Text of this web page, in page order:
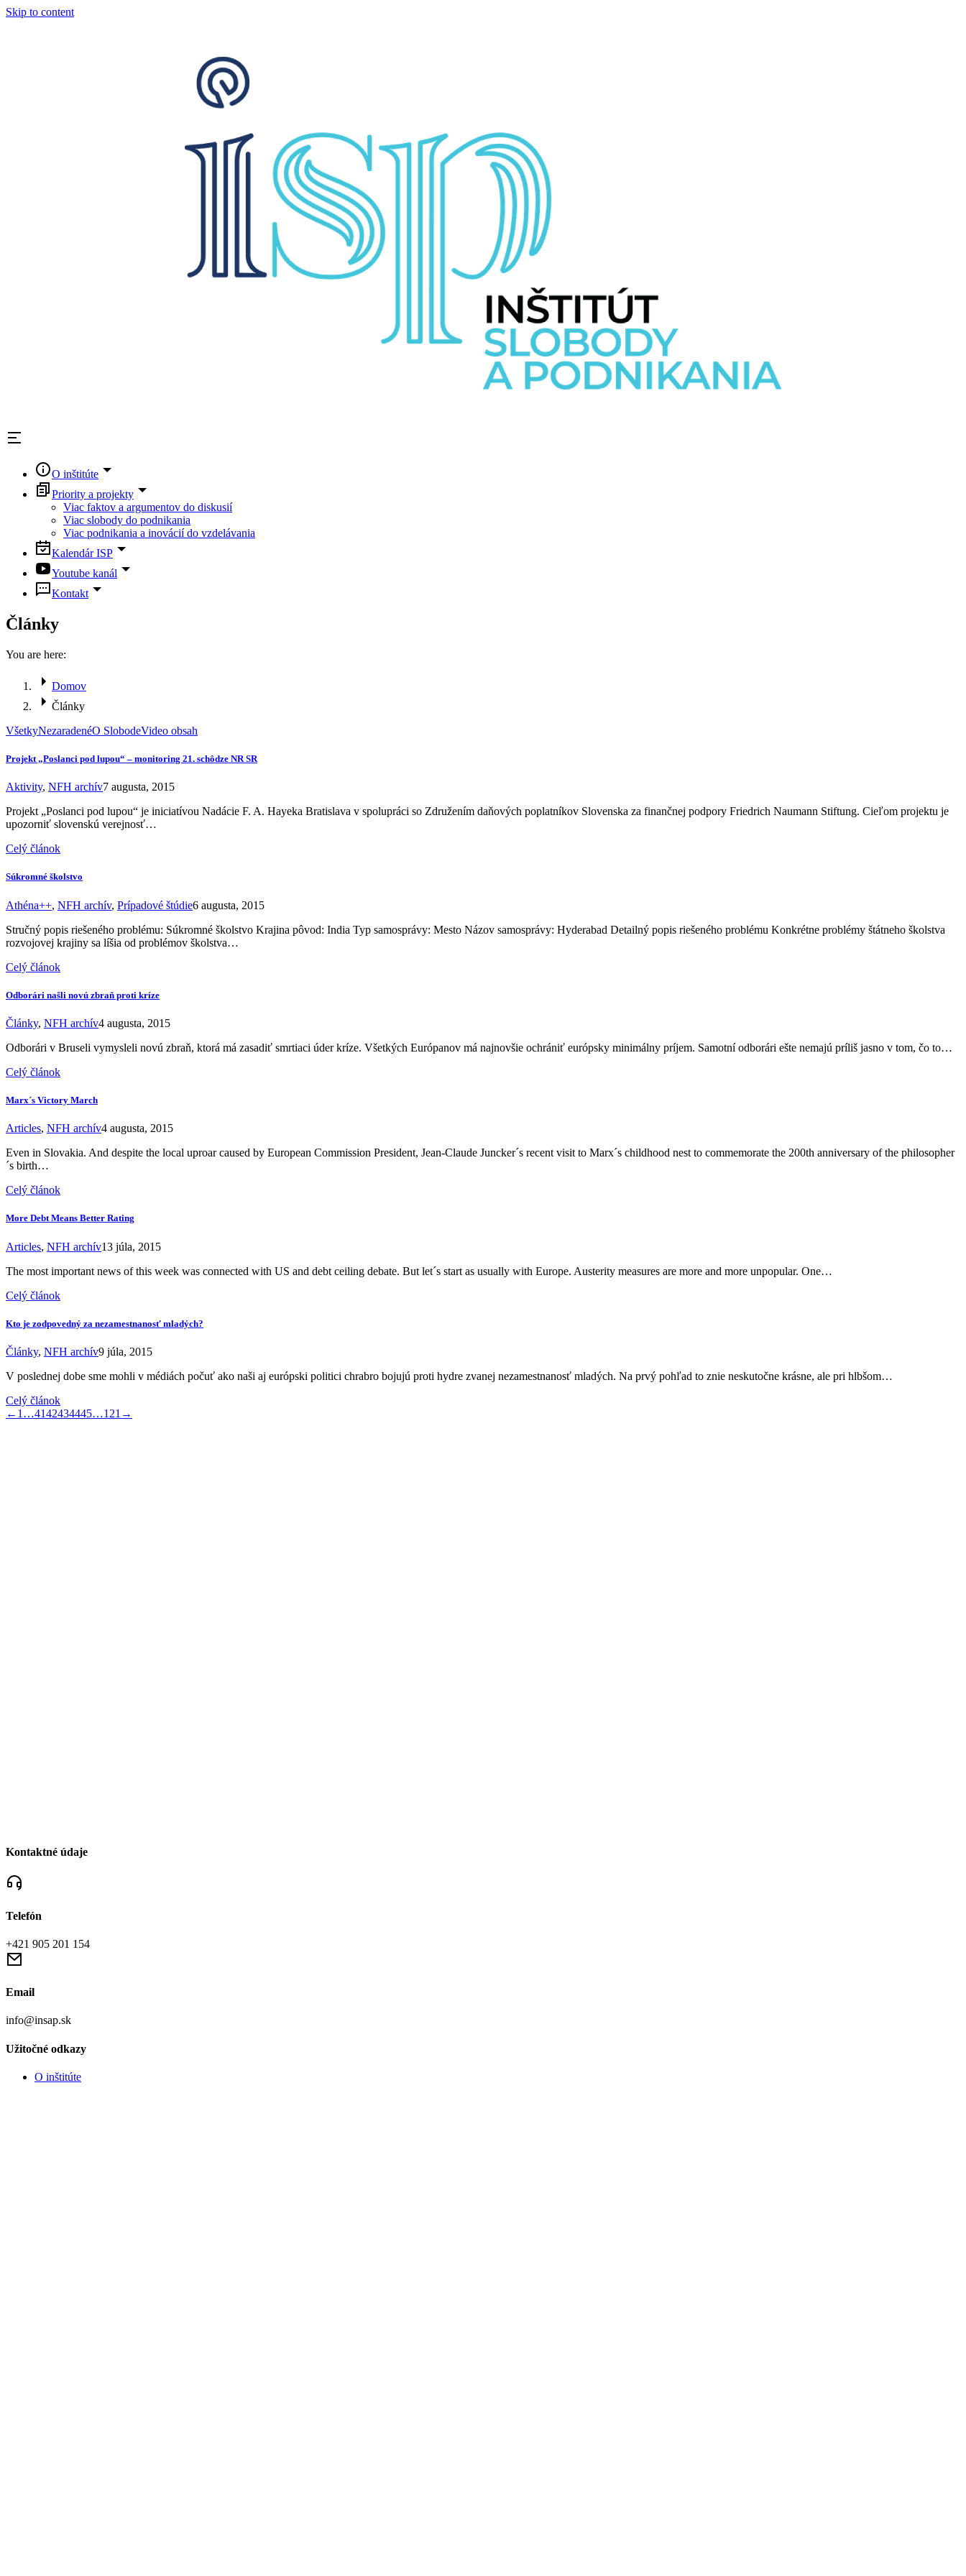
Skip to content
O inštitúte
Priority a projekty
Viac faktov a argumentov do diskusií
Viac slobody do podnikania
Viac podnikania a inovácií do vzdelávania
Kalendár ISP
Youtube kanál
Kontakt
Články
You are here:
Domov
Články
VšetkyNezaradenéO SlobodeVideo obsah
Projekt „Poslanci pod lupou“ – monitoring 21. schôdze NR SR
Aktivity, NFH archív7 augusta, 2015
Projekt „Poslanci pod lupou“ je iniciatívou Nadácie F. A. Hayeka Bratislava v spolupráci so Združením daňových poplatníkov Slovenska za finančnej podpory Friedrich Naumann Stiftung. Cieľom projektu je
upozorniť slovenskú verejnosť…
Celý článok
Súkromné školstvo
Athéna++, NFH archív, Prípadové štúdie6 augusta, 2015
Stručný popis riešeného problému: Súkromné školstvo Krajina pôvod: India Typ samosprávy: Mesto Názov samosprávy: Hyderabad Detailný popis riešeného problému Konkrétne problémy štátneho školstva
rozvojovej krajiny sa líšia od problémov školstva…
Celý článok
Odborári našli novú zbraň proti kríze
Články, NFH archív4 augusta, 2015
Odborári v Bruseli vymysleli novú zbraň, ktorá má zasadiť smrtiaci úder kríze. Všetkých Európanov má najnovšie ochrániť európsky minimálny príjem. Samotní odborári ešte nemajú príliš jasno v tom, čo to…
Celý článok
Marx´s Victory March
Articles, NFH archív4 augusta, 2015
Even in Slovakia. And despite the local uproar caused by European Commission President, Jean-Claude Juncker´s recent visit to Marx´s childhood nest to commemorate the 200th anniversary of the philosopher
´s birth…
Celý článok
More Debt Means Better Rating
Articles, NFH archív13 júla, 2015
The most important news of this week was connected with US and debt ceiling debate. But let´s start as usually with Europe. Austerity measures are more and more unpopular. One…
Celý článok
Kto je zodpovedný za nezamestnanosť mladých?
Články, NFH archív9 júla, 2015
V poslednej dobe sme mohli v médiách počuť ako naši aj európski politici chrabro bojujú proti hydre zvanej nezamestnanosť mladých. Na prvý pohľad to znie neskutočne krásne, ale pri hlbšom…
Celý článok
← 1 …4142434445…121 →
Kontaktné údaje
Telefón
+421 905 201 154
Email
info@insap.sk
Užitočné odkazy
O inštitúte